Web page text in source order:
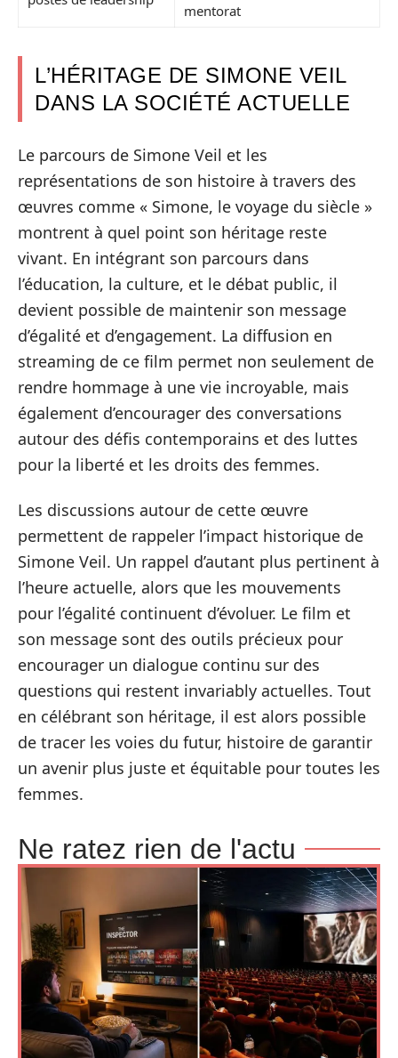
mentorat
L’HÉRITAGE DE SIMONE VEIL
DANS LA SOCIÉTÉ ACTUELLE
Le parcours de Simone Veil et les
représentations de son histoire à travers des
œuvres comme « Simone, le voyage du siècle »
montrent à quel point son héritage reste
vivant. En intégrant son parcours dans
l’éducation, la culture, et le débat public, il
devient possible de maintenir son message
d’égalité et d’engagement. La diffusion en
streaming de ce film permet non seulement de
rendre hommage à une vie incroyable, mais
également d’encourager des conversations
autour des défis contemporains et des luttes
pour la liberté et les droits des femmes.
Les discussions autour de cette œuvre
permettent de rappeler l’impact historique de
Simone Veil. Un rappel d’autant plus pertinent à
l’heure actuelle, alors que les mouvements
pour l’égalité continuent d’évoluer. Le film et
son message sont des outils précieux pour
encourager un dialogue continu sur des
questions qui restent invariably actuelles. Tout
en célébrant son héritage, il est alors possible
de tracer les voies du futur, histoire de garantir
un avenir plus juste et équitable pour toutes les
femmes.
Ne ratez rien de l'actu